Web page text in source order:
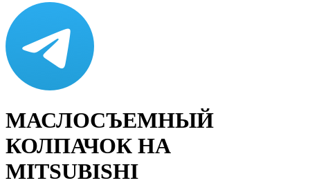
МАСЛОСЪЕМНЫЙ
КОЛПАЧОК НА
MITSUBISHI